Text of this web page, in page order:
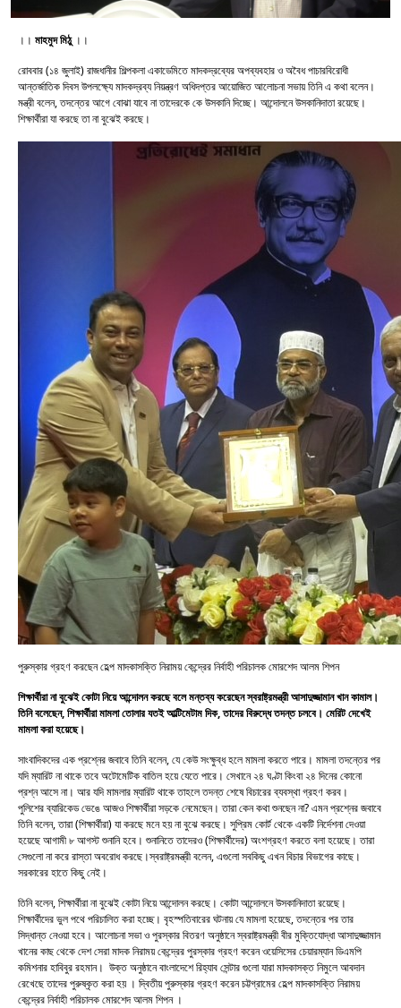
।। মাহমুদ মিঠু।।
রোববার (১৪ জুলাই) রাজধানীর শিল্পকলা একাডেমিতে মাদকদ্রব্যের অপব্যবহার ও অবৈধ পাচারবিরোধী
আন্তর্জাতিক দিবস উপলক্ষ্যে মাদকদ্রব্য নিয়ন্ত্রণ অধিদপ্তর আয়োজিত আলোচনা সভায় তিনি এ কথা বলেন।
মন্ত্রী বলেন, তদন্তের আগে বোঝা যাবে না তাদেরকে কে উসকানি দিচ্ছে। আন্দোলনে উসকানিদাতা রয়েছে।
শিক্ষার্থীরা যা করছে তা না বুঝেই করছে।
পুরুস্কার গ্রহণ করছেন হেল্প মাদকাসক্তি নিরাময় কেন্দ্রের নির্বাহী পরিচালক মোরশেদ আলম শিপন
শিক্ষার্থীরা না বুঝেই কোটা নিয়ে আন্দোলন করছে বলে মন্তব্য করেছেন স্বরাষ্ট্রমন্ত্রী আসাদুজ্জামান খান কামাল।
তিনি বলেছেন, শিক্ষার্থীরা মামলা তোলার যতই আল্টিমেটাম দিক, তাদের বিরুদ্ধে তদন্ত চলবে। মেরিট দেখেই
মামলা করা হয়েছে।
সাংবাদিকদের এক প্রশ্নের জবাবে তিনি বলেন, যে কেউ সংক্ষুব্ধ হলে মামলা করতে পারে। মামলা তদন্তের পর
যদি ম্যারিট না থাকে তবে অটোমেটিক বাতিল হয়ে যেতে পারে। সেখানে ২৪ ঘণ্টা কিংবা ২৪ দিনের কোনো
প্রশ্ন আসে না। আর যদি মামলার ম্যারিট থাকে তাহলে তদন্ত শেষে বিচারের ব্যবস্থা গ্রহণ করব।
পুলিশের ব্যারিকেড ভেঙে আজও শিক্ষার্থীরা সড়কে নেমেছেন। তারা কেন কথা শুনছেন না? এমন প্রশ্নের জবাবে
তিনি বলেন, তারা (শিক্ষার্থীরা) যা করছে মনে হয় না বুঝে করছে। সুপ্রিম কোর্ট থেকে একটি নির্দেশনা দেওয়া
হয়েছে আগামী ৮ আগস্ট শুনানি হবে। শুনানিতে তাদেরও (শিক্ষার্থীদের) অংশগ্রহণ করতে বলা হয়েছে। তারা
সেগুলো না করে রাস্তা অবরোধ করছে।স্বরাষ্ট্রমন্ত্রী বলেন, এগুলো সবকিছু এখন বিচার বিভাগের কাছে।
সরকারের হাতে কিছু নেই।
তিনি বলেন, শিক্ষার্থীরা না বুঝেই কোটা নিয়ে আন্দোলন করছে। কোটা আন্দোলনে উসকানিদাতা রয়েছে।
শিক্ষার্থীদের ভুল পথে পরিচালিত করা হচ্ছে। বৃহস্পতিবারের ঘটনায় যে মামলা হয়েছে, তদন্তের পর তার
সিদ্ধান্ত নেওয়া হবে। আলোচনা সভা ও পুরস্কার বিতরণ অনুষ্ঠানে স্বরাষ্ট্রমন্ত্রী বীর মুক্তিযোদ্ধা আসাদুজ্জামান
খানের কাছ থেকে দেশ সেরা মাদক নিরাময় কেন্দ্রের পুরস্কার গ্রহণ করেন ওয়েসিসের চেয়ারম্যান ডিএমপি
কমিশনার হাবিবুর রহমান। উক্ত অনুষ্ঠানে বাংলাদেশে রিহ্যাব সেন্টার গুলো যারা মাদকাসক্ত নিমুলে আবদান
রেখেছে তাদের পুরুষ্কৃত করা হয় । দ্বিতীয় পুরুস্কার গ্রহণ করেন চট্টগ্রামের হেল্প মাদকাসক্তি নিরাময়
কেন্দ্রের নির্বাহী পরিচালক মোরশেদ আলম শিপন ।